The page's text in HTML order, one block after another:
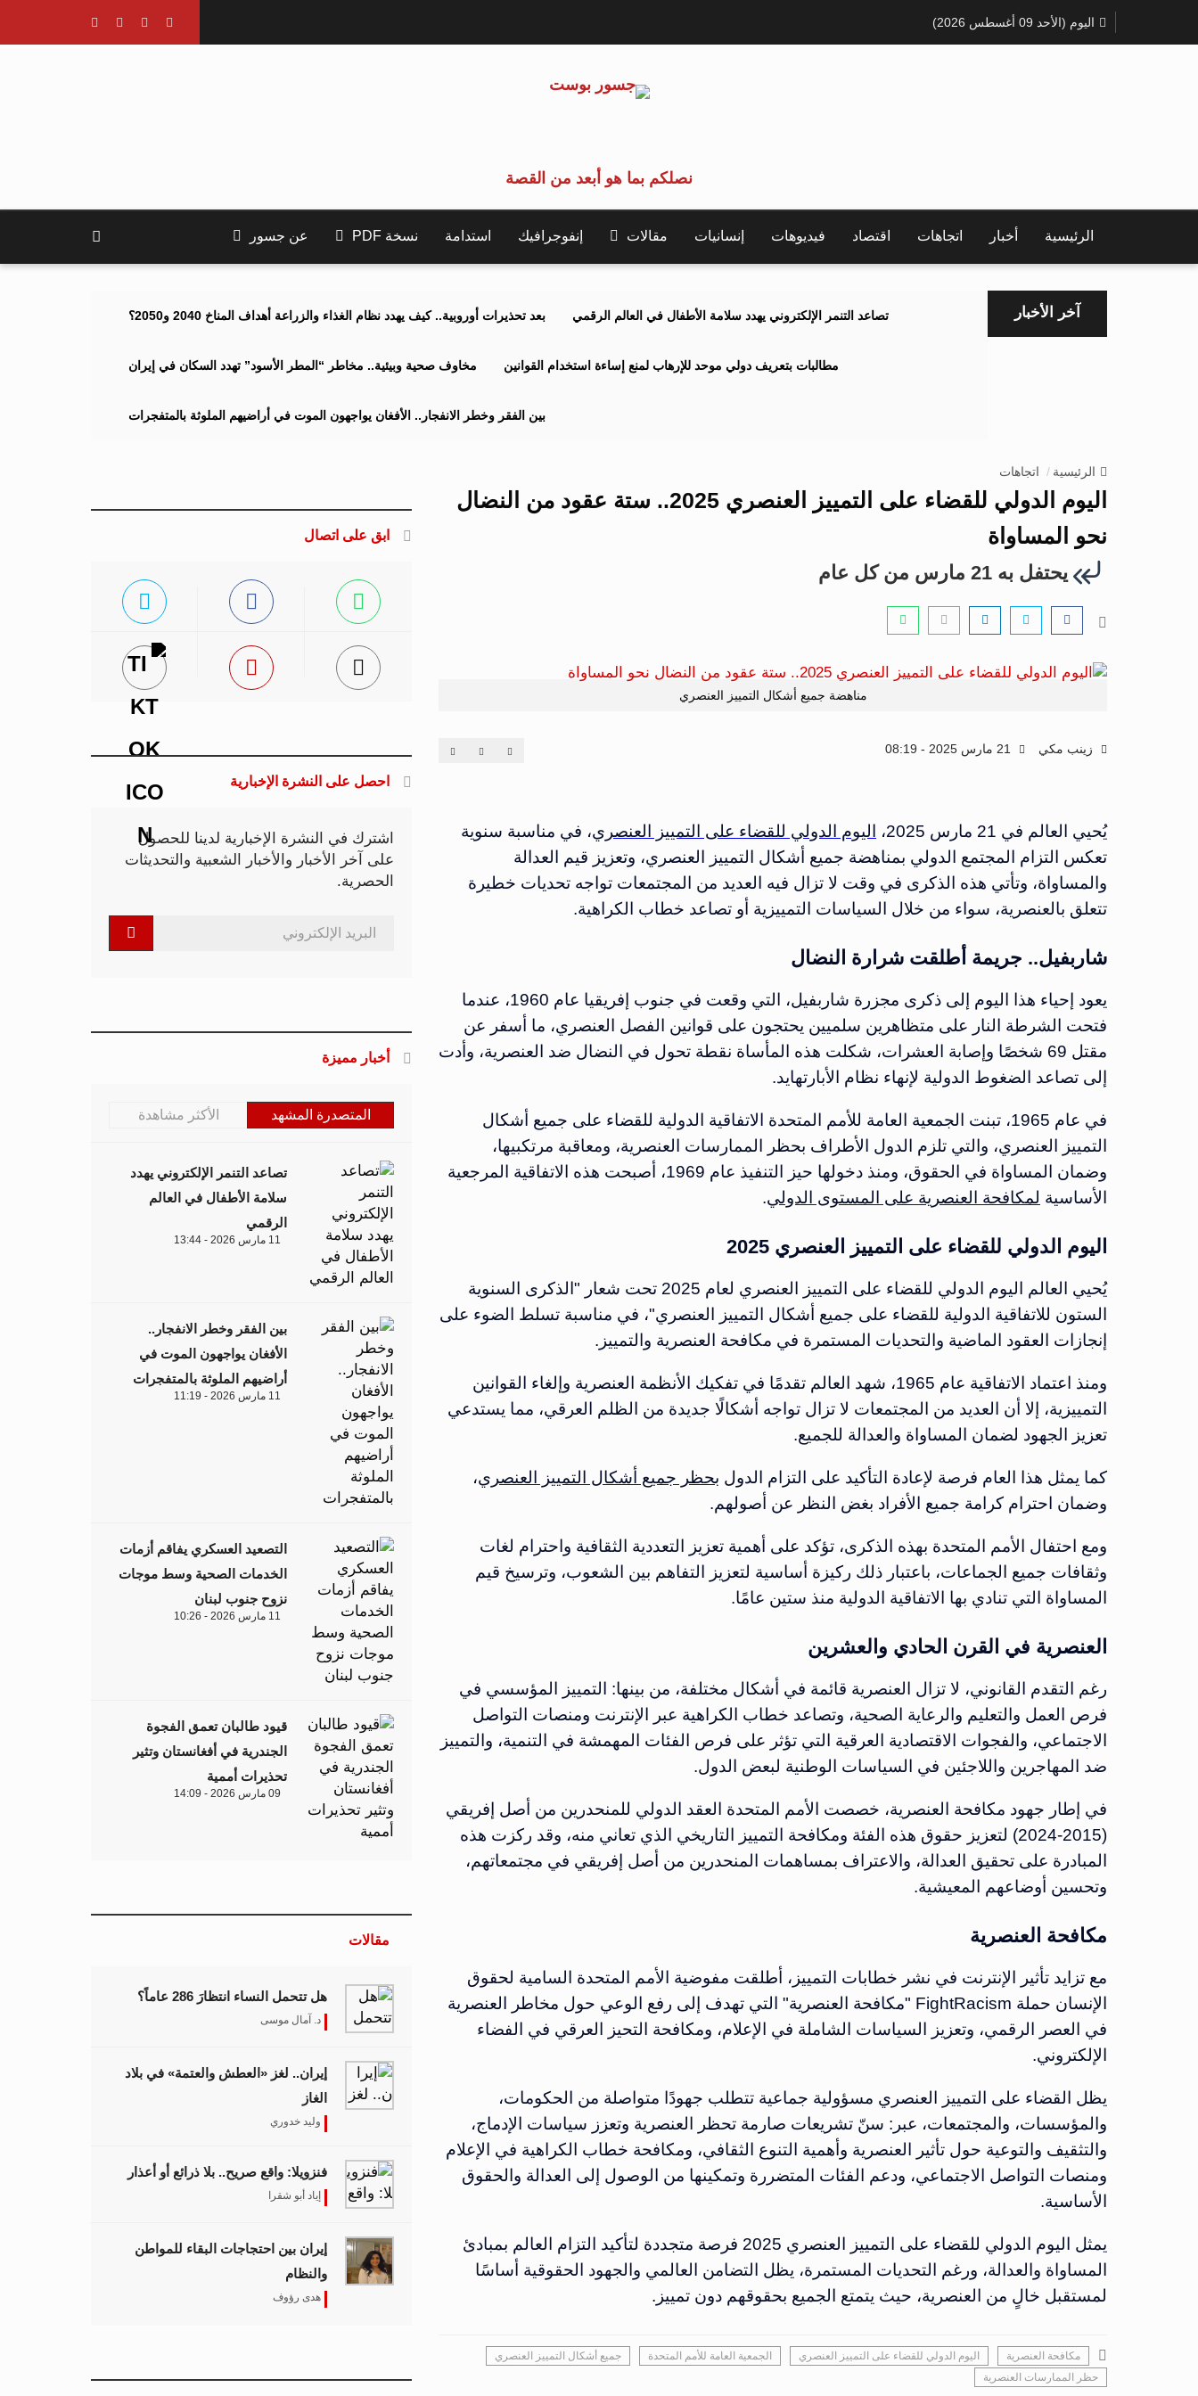
اليوم (الأحد 09 أغسطس 2026)
نصلكم بما هو أبعد من القصة
الرئيسية أخبار اتجاهات اقتصاد فيديوهات إنسانيات مقالات إنفوجرافيك استدامة نسخة PDF عن جسور
آخر الأخبار بعد تحذيرات أوروبية.. كيف يهدد نظام الغذاء والزراعة أهداف المناخ 2040 و2050؟ تصاعد التنمر الإلكتروني يهدد سلامة الأطفال في العالم الرقمي
مخاوف صحية وبيئية.. مخاطر “المطر الأسود” تهدد السكان في إيران مطالبات بتعريف دولي موحد للإرهاب لمنع إساءة استخدام القوانين
بين الفقر وخطر الانفجار.. الأفغان يواجهون الموت في أراضيهم الملوثة بالمتفجرات
الرئيسية اتجاهات
اليوم الدولي للقضاء على التمييز العنصري 2025.. ستة عقود من النضال
نحو المساواة
يحتفل به 21 مارس من كل عام
مناهضة جميع أشكال التمييز العنصري
زينب مكي
يُحيي العالم في 21 مارس 2025، اليوم الدولي للقضاء على التمييز العنصري، في مناسبة سنوية
تعكس التزام المجتمع الدولي بمناهضة جميع أشكال التمييز العنصري، وتعزيز قيم العدالة
والمساواة، وتأتي هذه الذكرى في وقت لا تزال فيه العديد من المجتمعات تواجه تحديات خطيرة
تتعلق بالعنصرية، سواء من خلال السياسات التمييزية أو تصاعد خطاب الكراهية.
شاربفيل.. جريمة أطلقت شرارة النضال
يعود إحياء هذا اليوم إلى ذكرى مجزرة شاربفيل، التي وقعت في جنوب إفريقيا عام 1960، عندما
فتحت الشرطة النار على متظاهرين سلميين يحتجون على قوانين الفصل العنصري، ما أسفر عن
مقتل 69 شخصًا وإصابة العشرات، شكلت هذه المأساة نقطة تحول في النضال ضد العنصرية، وأدت
إلى تصاعد الضغوط الدولية لإنهاء نظام الأبارتهايد.
في عام 1965، تبنت الجمعية العامة للأمم المتحدة الاتفاقية الدولية للقضاء على جميع أشكال
التمييز العنصري، والتي تلزم الدول الأطراف بحظر الممارسات العنصرية، ومعاقبة مرتكبيها،
وضمان المساواة في الحقوق، ومنذ دخولها حيز التنفيذ عام 1969، أصبحت هذه الاتفاقية المرجعية
الأساسية لمكافحة العنصرية على المستوى الدولي.
اليوم الدولي للقضاء على التمييز العنصري 2025
يُحيي العالم اليوم الدولي للقضاء على التمييز العنصري لعام 2025 تحت شعار "الذكرى السنوية
الستون للاتفاقية الدولية للقضاء على جميع أشكال التمييز العنصري"، في مناسبة تسلط الضوء على
إنجازات العقود الماضية والتحديات المستمرة في مكافحة العنصرية والتمييز.
ومنذ اعتماد الاتفاقية عام 1965، شهد العالم تقدمًا في تفكيك الأنظمة العنصرية وإلغاء القوانين
التمييزية، إلا أن العديد من المجتمعات لا تزال تواجه أشكالًا جديدة من الظلم العرقي، مما يستدعي
تعزيز الجهود لضمان المساواة والعدالة للجميع.
كما يمثل هذا العام فرصة لإعادة التأكيد على التزام الدول بحظر جميع أشكال التمييز العنصري،
وضمان احترام كرامة جميع الأفراد بغض النظر عن أصولهم.
ومع احتفال الأمم المتحدة بهذه الذكرى، تؤكد على أهمية تعزيز التعددية الثقافية واحترام لغات
وثقافات جميع الجماعات، باعتبار ذلك ركيزة أساسية لتعزيز التفاهم بين الشعوب، وترسيخ قيم
المساواة التي تنادي بها الاتفاقية الدولية منذ ستين عامًا.
العنصرية في القرن الحادي والعشرين
رغم التقدم القانوني، لا تزال العنصرية قائمة في أشكال مختلفة، من بينها: التمييز المؤسسي في
فرص العمل والتعليم والرعاية الصحية، وتصاعد خطاب الكراهية عبر الإنترنت ومنصات التواصل
الاجتماعي، والفجوات الاقتصادية العرقية التي تؤثر على فرص الفئات المهمشة في التنمية، والتمييز
ضد المهاجرين واللاجئين في السياسات الوطنية لبعض الدول.
في إطار جهود مكافحة العنصرية، خصصت الأمم المتحدة العقد الدولي للمنحدرين من أصل إفريقي
(2015-2024) لتعزيز حقوق هذه الفئة ومكافحة التمييز التاريخي الذي تعاني منه، وقد ركزت هذه
المبادرة على تحقيق العدالة، والاعتراف بمساهمات المنحدرين من أصل إفريقي في مجتمعاتهم،
وتحسين أوضاعهم المعيشية.
مكافحة العنصرية
مع تزايد تأثير الإنترنت في نشر خطابات التمييز، أطلقت مفوضية الأمم المتحدة السامية لحقوق
الإنسان حملة FightRacism "مكافحة العنصرية" التي تهدف إلى رفع الوعي حول مخاطر العنصرية
في العصر الرقمي، وتعزيز السياسات الشاملة في الإعلام، ومكافحة التحيز العرقي في الفضاء
الإلكتروني.
يظل القضاء على التمييز العنصري مسؤولية جماعية تتطلب جهودًا متواصلة من الحكومات،
والمؤسسات، والمجتمعات، عبر: سنّ تشريعات صارمة تحظر العنصرية وتعزز سياسات الإدماج،
والتثقيف والتوعية حول تأثير العنصرية وأهمية التنوع الثقافي، ومكافحة خطاب الكراهية في الإعلام
ومنصات التواصل الاجتماعي، ودعم الفئات المتضررة وتمكينها من الوصول إلى العدالة والحقوق
الأساسية.
يمثل اليوم الدولي للقضاء على التمييز العنصري 2025 فرصة متجددة لتأكيد التزام العالم بمبادئ
المساواة والعدالة، ورغم التحديات المستمرة، يظل التضامن العالمي والجهود الحقوقية أساسًا
لمستقبل خالٍ من العنصرية، حيث يتمتع الجميع بحقوقهم دون تمييز.
مكافحة العنصرية اليوم الدولي للقضاء على التمييز العنصري الجمعية العامة للأمم المتحدة
جميع أشكال التمييز العنصري
حظر الممارسات العنصرية
ابق على اتصال
احصل على النشرة الإخبارية
اشترك في النشرة الإخبارية لدينا للحصول
على آخر الأخبار والأخبار الشعبية والتحديثات
الحصرية.
أخبار مميزة
المتصدرة المشهد الأكثر مشاهدة
تصاعد التنمر الإلكتروني يهدد
سلامة الأطفال في العالم
الرقمي
11 مارس 2026 - 13:44
بين الفقر وخطر الانفجار..
الأفغان يواجهون الموت في
أراضيهم الملوثة بالمتفجرات
11 مارس 2026 - 11:19
التصعيد العسكري يفاقم أزمات
الخدمات الصحية وسط موجات
نزوح جنوب لبنان
11 مارس 2026 - 10:26
قيود طالبان تعمق الفجوة
الجندرية في أفغانستان وتثير
تحذيرات أممية
09 مارس 2026 - 14:09
مقالات
هل تتحمل النساء انتظارَ 286 عاماً؟
د. آمال موسى
إيران.. لغز «العطش والعتمة» في بلاد
الغاز
وليد خدوري
فنزويلا: واقع صريح.. بلا ذرائع أو أعذار
إياد أبو شقرا
إيران بين احتجاجات البقاء للمواطن
والنظام
هدى رؤوف